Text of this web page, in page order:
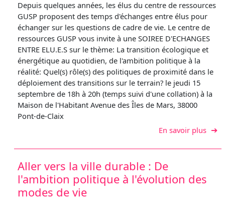
Depuis quelques années, les élus du centre de ressources
GUSP proposent des temps d'échanges entre élus pour
échanger sur les questions de cadre de vie. Le centre de
ressources GUSP vous invite à une SOIREE D'ECHANGES
ENTRE ELU.E.S sur le thème: La transition écologique et
énergétique au quotidien, de l'ambition politique à la
réalité: Quel(s) rôle(s) des politiques de proximité dans le
déploiement des transitions sur le terrain? le jeudi 15
septembre de 18h à 20h (temps suivi d'une collation) à la
Maison de l'Habitant Avenue des Îles de Mars, 38000
Pont-de-Claix
En savoir plussur
Aller vers la ville durable : De
l'ambition politique à l'évolution des
modes de vie